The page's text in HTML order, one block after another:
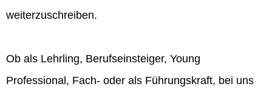
weiterzuschreiben.
Ob als Lehrling, Berufseinsteiger, Young
Professional, Fach- oder als Führungskraft, bei uns